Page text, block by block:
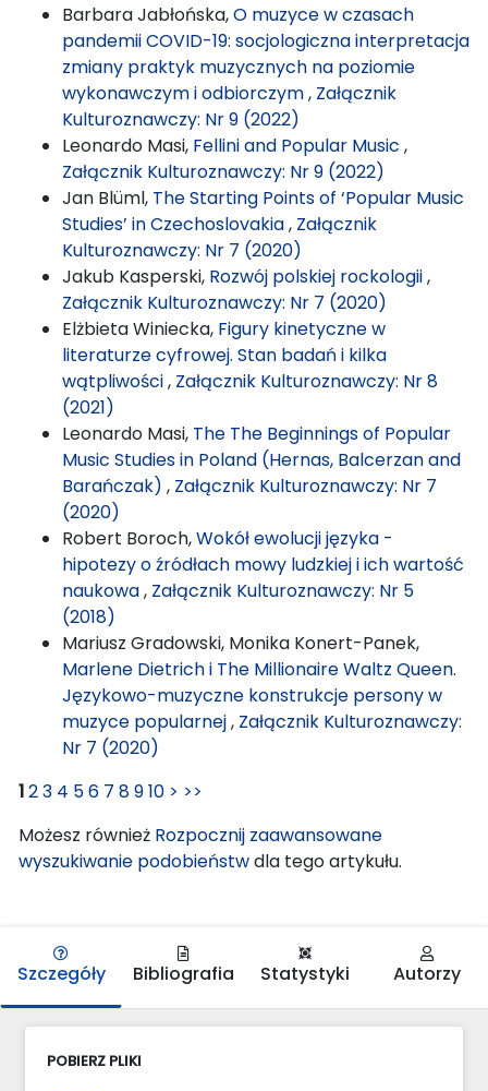
Barbara Jabłońska,O muzyce w czasach
pandemii COVID-19: socjologiczna interpretacja
zmiany praktyk muzycznych na poziomie
wykonawczym i odbiorczym, Załącznik
Kulturoznawczy: Nr 9 (2022)
Leonardo Masi, Fellini and Popular Music ,
Załącznik Kulturoznawczy: Nr 9 (2022)
Jan Blüml, The Starting Points of ‘Popular Music
Studies’ in Czechoslovakia, Załącznik
Kulturoznawczy: Nr 7 (2020)
Jakub Kasperski, Rozwój polskiej rockologii,
Załącznik Kulturoznawczy: Nr 7 (2020)
Elżbieta Winiecka, Figury kinetyczne w
literaturze cyfrowej. Stan badań i kilka
wątpliwości, Załącznik Kulturoznawczy: Nr 8
(2021)
Leonardo Masi, The The Beginnings of Popular
Music Studies in Poland (Hernas, Balcerzan and
Barańczak) , Załącznik Kulturoznawczy: Nr 7
(2020)
Robert Boroch,Wokół ewolucji języka -
hipotezy o źródłach mowy ludzkiej i ich wartość
naukowa, Załącznik Kulturoznawczy: Nr 5
(2018)
Mariusz Gradowski, Monika Konert-Panek,
Marlene Dietrich i The Millionaire Waltz Queen.
Językowo-muzyczne konstrukcje persony w
muzyce popularnej, Załącznik Kulturoznawczy:
Nr 7 (2020)
123 4 56 7 8910 > >>
Możesz również Rozpocznij zaawansowane
wyszukiwanie podobieństwdla tego artykułu.
Szczegóły Bibliografia Statystyki Autorzy
POBIERZ PLIKI